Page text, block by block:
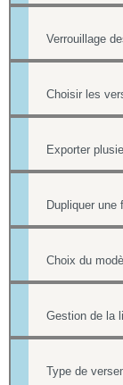
Verrouillage
Dupliquer
Gestion de la